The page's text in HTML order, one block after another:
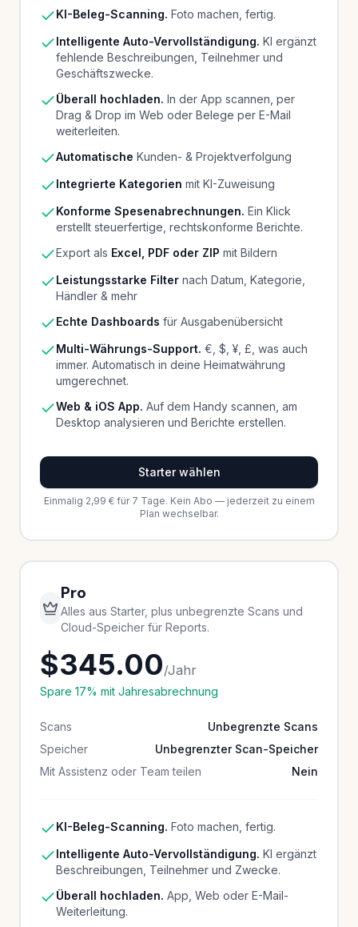
KI-Beleg-Scanning. Foto machen, fertig.
Intelligente Auto-Vervollständigung. KI ergänzt
fehlende Beschreibungen, Teilnehmer und
Geschäftszwecke.
Überall hochladen. In der App scannen, per
Drag & Drop im Web oder Belege per E-Mail
weiterleiten.
Automatische Kunden- & Projektverfolgung
Integrierte Kategorien mit KI-Zuweisung
Konforme Spesenabrechnungen. Ein Klick
erstellt steuerfertige, rechtskonforme Berichte.
Export als Excel, PDF oder ZIP mit Bildern
Leistungsstarke Filter nach Datum, Kategorie,
Händler & mehr
Echte Dashboards für Ausgabenübersicht
Multi-Währungs-Support. €, $, ¥, £, was auch
immer. Automatisch in deine Heimatwährung
umgerechnet.
Web & iOS App. Auf dem Handy scannen, am
Desktop analysieren und Berichte erstellen.
Starter wählen
Einmalig 2,99 € für 7 Tage. Kein Abo — jederzeit zu einem
Plan wechselbar.
Pro
Alles aus Starter, plus unbegrenzte Scans und
Cloud-Speicher für Reports.
$345.00/Jahr
Spare 17% mit Jahresabrechnung
Scans
Unbegrenzte Scans
Speicher
Unbegrenzter Scan-Speicher
Mit Assistenz oder Team teilen
Nein
KI-Beleg-Scanning. Foto machen, fertig.
Intelligente Auto-Vervollständigung. KI ergänzt
Beschreibungen, Teilnehmer und Zwecke.
Überall hochladen. App, Web oder E-Mail-
Weiterleitung.